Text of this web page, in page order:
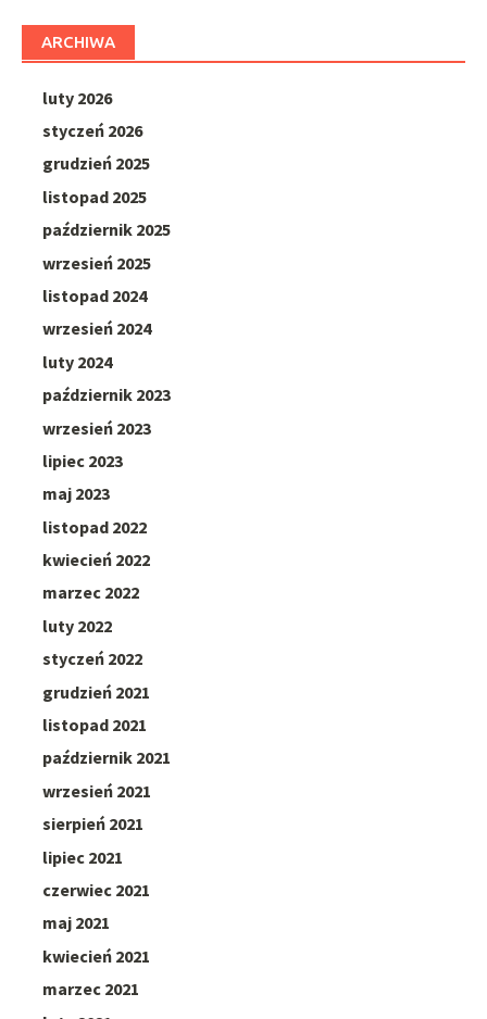
ARCHIWA
luty 2026
styczeń 2026
grudzień 2025
listopad 2025
październik 2025
wrzesień 2025
listopad 2024
wrzesień 2024
luty 2024
październik 2023
wrzesień 2023
lipiec 2023
maj 2023
listopad 2022
kwiecień 2022
marzec 2022
luty 2022
styczeń 2022
grudzień 2021
listopad 2021
październik 2021
wrzesień 2021
sierpień 2021
lipiec 2021
czerwiec 2021
maj 2021
kwiecień 2021
marzec 2021